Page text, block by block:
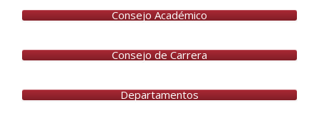
Consejo Académico
Consejo de Carrera
Departamentos